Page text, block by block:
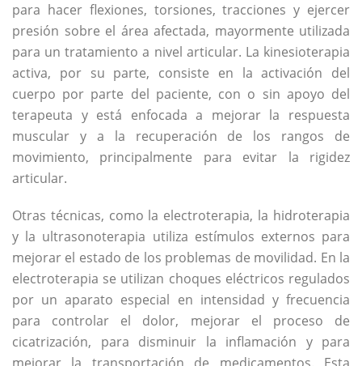
para hacer flexiones, torsiones, tracciones y ejercer
presión sobre el área afectada, mayormente utilizada
para un tratamiento a nivel articular. La kinesioterapia
activa, por su parte, consiste en la activación del
cuerpo por parte del paciente, con o sin apoyo del
terapeuta y está enfocada a mejorar la respuesta
muscular y a la recuperación de los rangos de
movimiento, principalmente para evitar la rigidez
articular.
Otras técnicas, como la electroterapia, la hidroterapia
y la ultrasonoterapia utiliza estímulos externos para
mejorar el estado de los problemas de movilidad. En la
electroterapia se utilizan choques eléctricos regulados
por un aparato especial en intensidad y frecuencia
para controlar el dolor, mejorar el proceso de
cicatrización, para disminuir la inflamación y para